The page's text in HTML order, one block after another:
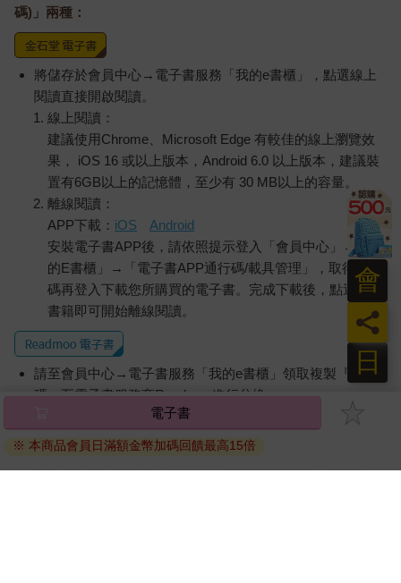
碼)」兩種：
將儲存於會員中心→電子書服務「我的e書櫃」，點選線上
閱讀直接開啟閱讀。
線上閱讀：
建議使用Chrome、Microsoft Edge 有較佳的線上瀏覽效
果， iOS 16 或以上版本，Android 6.0 以上版本，建議裝
置有6GB以上的記憶體，至少有 30 MB以上的容量。
離線閱讀：
APP下載： iOS
Android
安裝電子書APP後，請依照提示登入「會員中心」→「我
的E書櫃」→「電子書APP通行碼/載具管理」，取得通行
碼再登入下載您所購買的電子書。完成下載後，點選任一
書籍即可開始離線閱讀。
請至會員中心→電子書服務「我的e書櫃」領取複製『兌換
碼』至電子書服務商Readmoo進行兌換。
因版權保護，您在金石堂所購買的電子書僅能以金石堂專屬
的閱讀軟體開啟閱讀，無法以其他閱讀器或直接下載檔案。
電子書
※ 本商品會員日滿額金幣加碼回饋最高15倍
日
員
會